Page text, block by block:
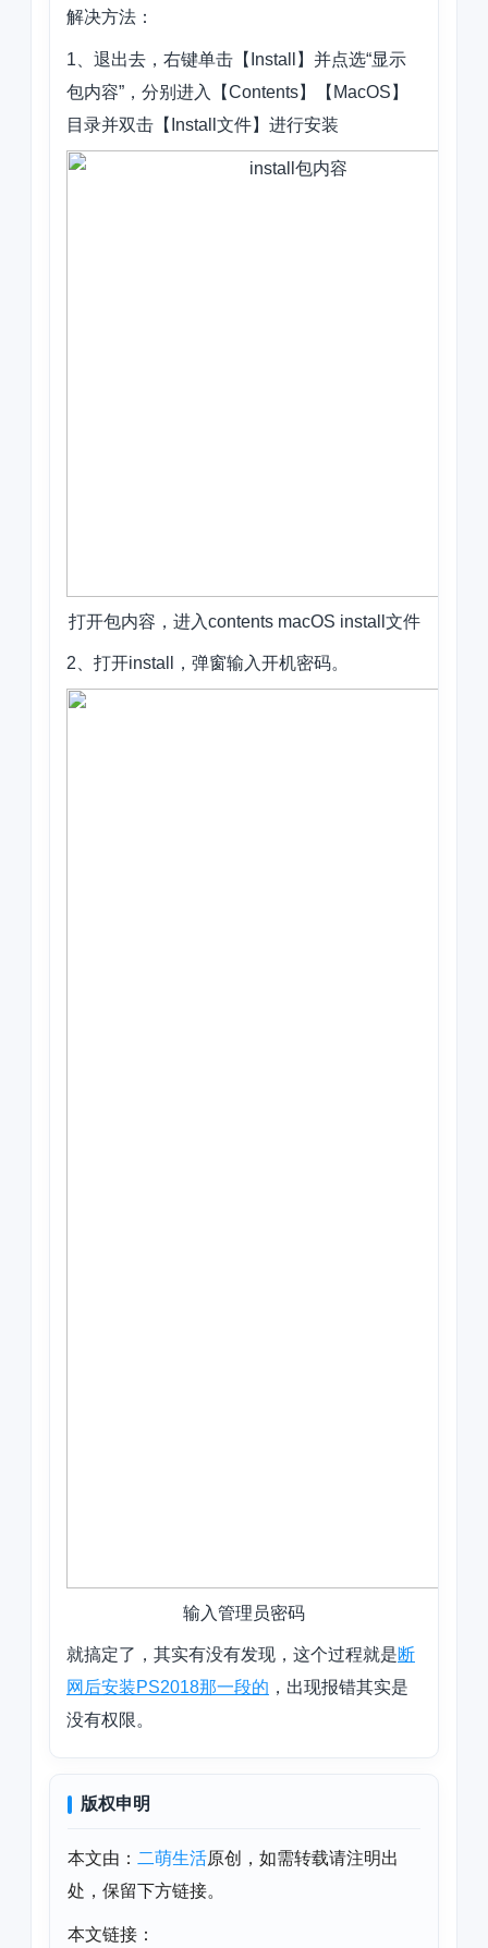
解决方法：
1、退出去， 右键单击【Install】并点选“显示
包内容”， 分别进入【Contents】【MacOS】
目录并双击【Install文件】进行安装
打开包内容，进入contents macOS install文件
2、打开install，弹窗输入开机密码。
输入管理员密码
就搞定了，其实有没有发现，这个过程就是断
网后安装PS2018那一段的 ，出现报错其实是
没有权限。
版权申明
本文由： 二萌生活原创，如需转载请注明出
处，保留下方链接。
本文链接：